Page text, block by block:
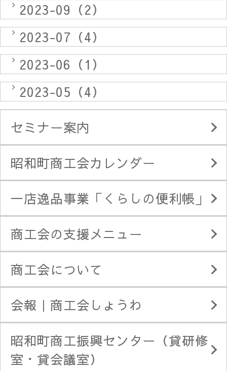
2023-09（2）
2023-07（4）
2023-06（1）
2023-05（4）
セミナー案内
昭和町商工会カレンダー
一店逸品事業「くらしの便利帳」
商工会の支援メニュー
商工会について
会報｜商工会しょうわ
昭和町商工振興センター（貸研修
室・貸会議室）